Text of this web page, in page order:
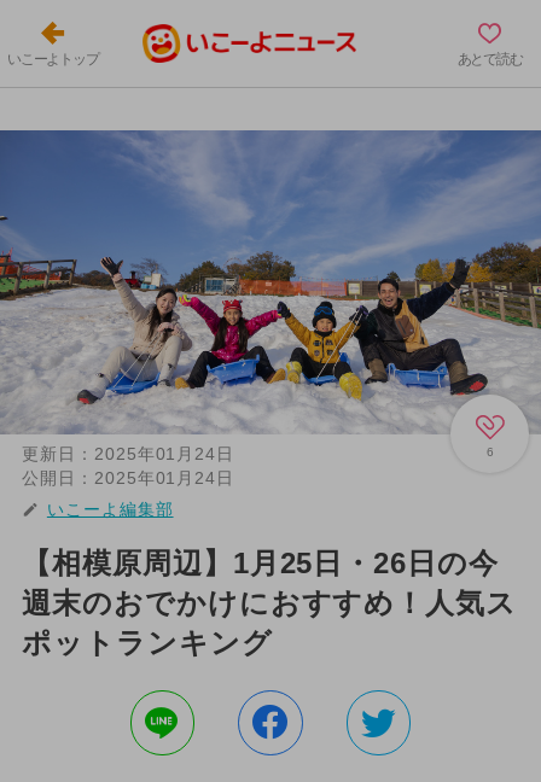
いこーよトップ あとで読む
6
更新日： 2025年01月24日
公開日： 2025年01月24日
いこーよ編集部
【相模原周辺】1月25日・26日の今
週末のおでかけにおすすめ！人気ス
ポットランキング